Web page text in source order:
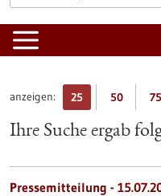
anzeigen: 25 50 75
Ihre Suche ergab
Pressemitteilung -